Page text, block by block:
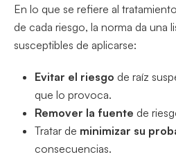
En lo que se refiere al
de cada riesgo, la norma da una
susceptibles de aplicarse:
Evitar el riesgo de raíz
que lo provoca.
Remover la fuente de
Tratar de minimizar su
consecuencias.